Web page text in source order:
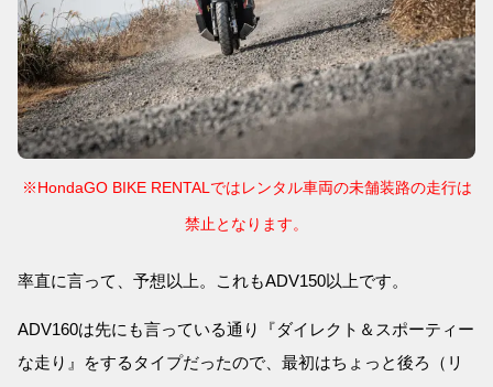
※HondaGO BIKE RENTALではレンタル車両の未舗装路の走行は
禁止となります。
率直に言って、予想以上。これもADV150以上です。
ADV160は先にも言っている通り『ダイレクト＆スポーティー
な走り』をするタイプだったので、最初はちょっと後ろ（リ